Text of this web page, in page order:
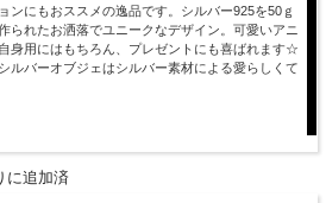
ンにもおススメの逸品です。シルバー925を50ｇ
られたお洒落でユニークなデザイン。可愛いアニ
身用にはもちろん、プレゼントにも喜ばれます☆
ルバーオブジェはシルバー素材による愛らしくて
に追加済